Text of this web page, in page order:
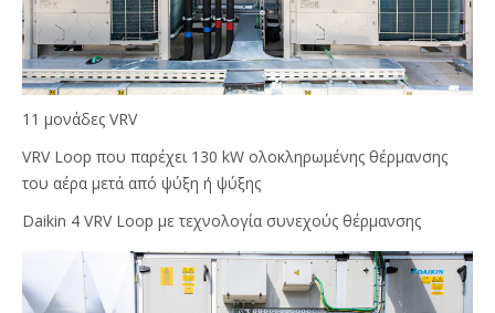
11 μονάδες VRV
VRV Loop που παρέχει 130 kW ολοκληρωμένης θέρμανσης
του αέρα μετά από ψύξη ή ψύξης
Daikin 4 VRV Loop με τεχνολογία συνεχούς θέρμανσης